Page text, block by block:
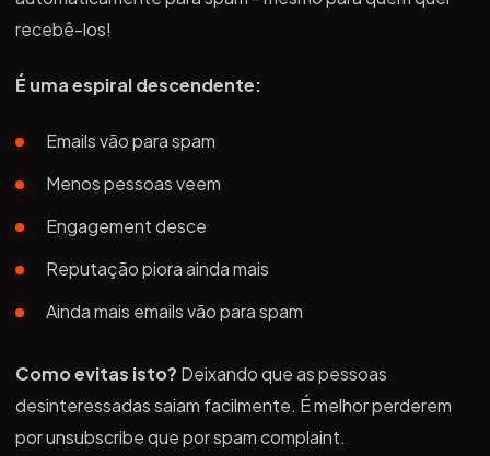
recebê-los!
É uma espiral descendente:
Emails vão para spam
Menos pessoas veem
Engagement desce
Reputação piora ainda mais
Ainda mais emails vão para spam
Como evitas isto? Deixando que as pessoas
desinteressadas saiam facilmente. É melhor perderem
por unsubscribe que por spam complaint.